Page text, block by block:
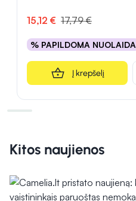
15,12 € 17,79 €
% PAPILDOMA NUOLAIDA
Į krepšelį
Kitos naujienos